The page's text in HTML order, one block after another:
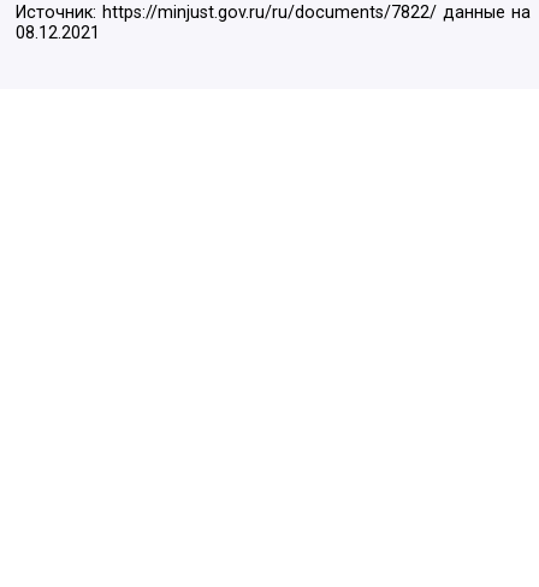
Источник:https://minjust.gov.ru/ru/documents/7822/ данные на
08.12.2021